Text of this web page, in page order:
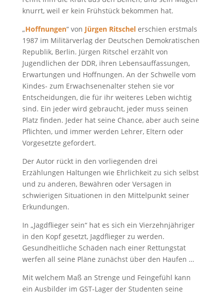
knurrt, weil er kein Frühstück bekommen hat.
„Hoffnungen“ von Jürgen Ritschelerschien erstmals
1987 im Militärverlag der Deutschen Demokratischen
Republik, Berlin. Jürgen Ritschel erzählt von
Jugendlichen der DDR, ihren Lebensauffassungen,
Erwartungen und Hoffnungen. An der Schwelle vom
Kindes- zum Erwachsenenalter stehen sie vor
Entscheidungen, die für ihr weiteres Leben wichtig
sind. Ein jeder wird gebraucht, jeder muss seinen
Platz finden. Jeder hat seine Chance, aber auch seine
Pflichten, und immer werden Lehrer, Eltern oder
Vorgesetzte gefordert.
Der Autor rückt in den vorliegenden drei
Erzählungen Haltungen wie Ehrlichkeit zu sich selbst
und zu anderen, Bewähren oder Versagen in
schwierigen Situationen in den Mittelpunkt seiner
Erkundungen.
In „Jagdflieger sein“ hat es sich ein Vierzehnjähriger
in den Kopf gesetzt, Jagdflieger zu werden.
Gesundheitliche Schäden nach einer Rettungstat
werfen all seine Pläne zunächst über den Haufen …
Mit welchem Maß an Strenge und Feingefühl kann
ein Ausbilder im GST-Lager der Studenten seine